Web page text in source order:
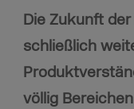
Die Zukunft
schließlich
völlig